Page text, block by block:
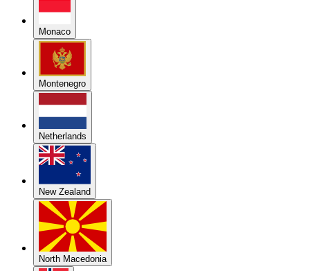
Monaco
Montenegro
Netherlands
New Zealand
North Macedonia